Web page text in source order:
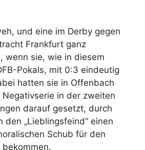
und eine im Derby gegen
Frankfurt ganz
wenn sie, wie in diesem
Pokals, mit 0:3 eindeutig
hatten sie in Offenbach
in der zweiten
darauf gesetzt, durch
den „Lieblingsfeind“ einen
Schub für den